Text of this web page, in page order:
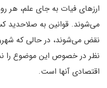
ارزهای فیات به جای علم، هر
می‌شوند. قوانین به صلاحدید
نقض می‌شوند، در حالی که
نظر در خصوص این موضوع را
اقتصادی آنها است.